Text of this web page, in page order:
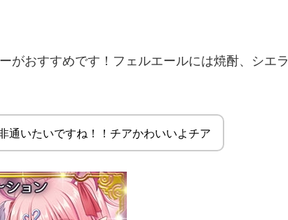
がおすすめです！フェルエールには焼酎、シエラ
通いたいですね！！チアかわいいよチア